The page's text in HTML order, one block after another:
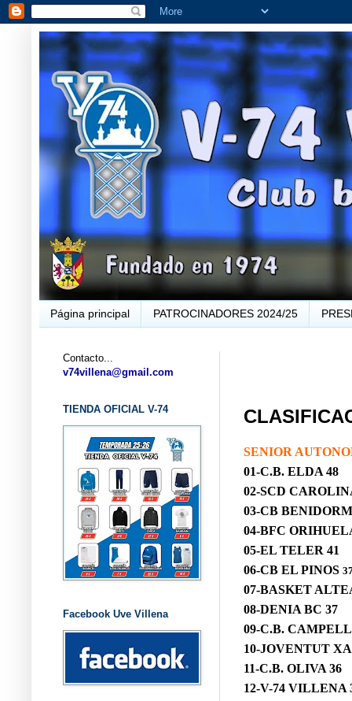
Página principal PATROCINADORES 2024/25
SENIOR
01-C.B. ELDA 48
02-SCD
03-CB
04-BFC
05-EL TELER 41
06-CB EL PINOS
07-BASKET
08-DENIA BC 37
09-C.B.
10-JOVENTUT
11-C.B. OLIVA 36
12-V-74 VILLENA
Contacto...
v74villena@gmail.com
TIENDA OFICIAL V-74
Facebook Uve Villena